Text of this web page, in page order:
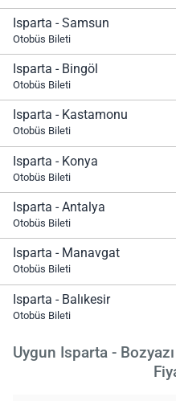
Isparta - Samsun
Otobüs Bileti
Isparta - Bingöl
Otobüs Bileti
Isparta - Kastamonu
Otobüs Bileti
Isparta - Konya
Otobüs Bileti
Isparta - Antalya
Otobüs Bileti
Isparta - Manavgat
Otobüs Bileti
Isparta - Balıkesir
Otobüs Bileti
Uygun Isparta -